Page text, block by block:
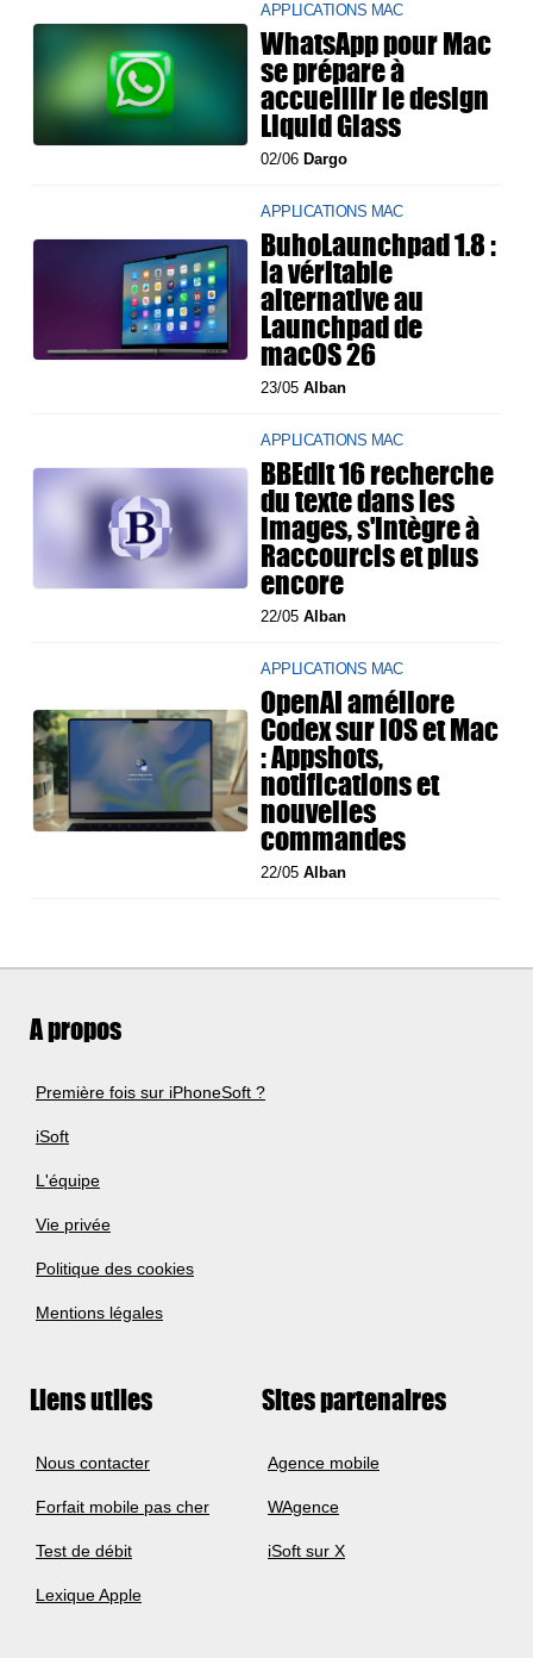
APPLICATIONS MAC
WhatsApp pour Mac
se prépare à
accueillir le design
Liquid Glass
02/06 Dargo
APPLICATIONS MAC
BuhoLaunchpad 1.8 :
la véritable
alternative au
Launchpad de
macOS 26
23/05Alban
APPLICATIONS MAC
BBEdit 16 recherche
du texte dans les
images, s'intègre à
Raccourcis et plus
encore
22/05Alban
APPLICATIONS MAC
OpenAI améliore
Codex sur iOS et Mac
: Appshots,
notifications et
nouvelles
commandes
22/05Alban
A propos
Première fois sur iPhoneSoft ?
iSoft
L'équipe
Vie privée
Politique des cookies
Mentions légales
Liens utiles
Nous contacter
Forfait mobile pas cher
Test de débit
Lexique Apple
Sites partenaires
Agence mobile
WAgence
iSoft sur X